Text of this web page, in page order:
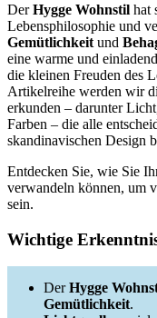
DerHygge Wohnstil hat
Lebensphilosophie und
Gemütlichkeit und
eine warme und
die kleinen Freuden des
Artikelreihe werden wir
erkunden – darunter
Farben – die alle
skandinavischen Design
Entdecken Sie, wie Sie
verwandeln können, um
sein.
Wichtige
DerHygge
Gemütlichkeit.